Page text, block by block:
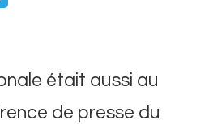
était aussi au
de presse du